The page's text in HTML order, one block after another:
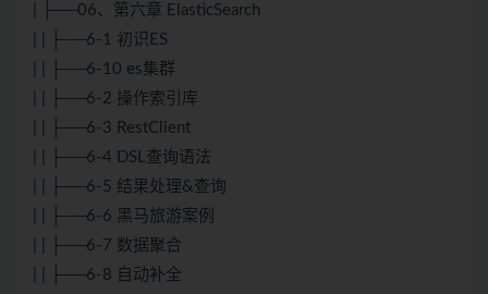
| ├──06、第六章 ElasticSearch
| | ├──6-1 初识ES
| | ├──6-10 es集群
| | ├──6-2 操作索引库
| | ├──6-3 RestClient
| | ├──6-4 DSL查询语法
| | ├──6-5 结果处理&查询
| | ├──6-6 黑马旅游案例
| | ├──6-7 数据聚合
| | ├──6-8 自动补全